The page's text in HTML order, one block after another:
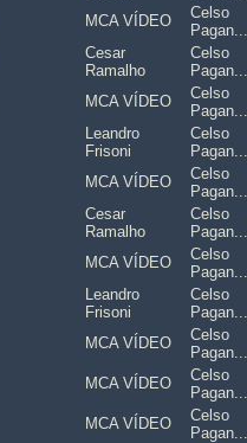
MCA VÍDEO
Celso
Pagan...
Cesar
Ramalho
Celso
Pagan...
MCA VÍDEO
Celso
Pagan...
Leandro
Frisoni
Celso
Pagan...
MCA VÍDEO
Celso
Pagan...
Cesar
Ramalho
Celso
Pagan...
MCA VÍDEO
Celso
Pagan...
Leandro
Frisoni
Celso
Pagan...
MCA VÍDEO
Celso
Pagan...
MCA VÍDEO
Celso
Pagan...
MCA VÍDEO
Celso
Pagan...